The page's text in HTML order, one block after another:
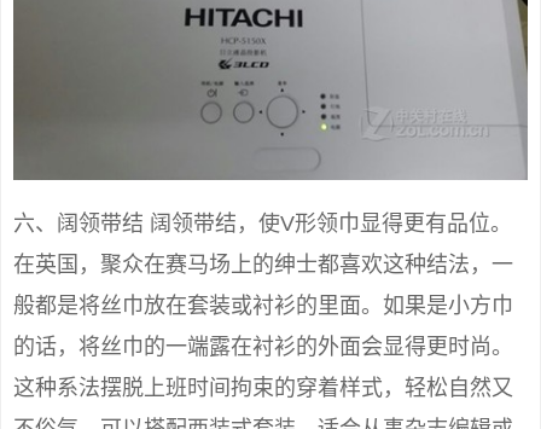
六、阔领带结 阔领带结，使V形领巾显得更有品位。
在英国，聚众在赛马场上的绅士都喜欢这种结法，一
般都是将丝巾放在套装或衬衫的里面。如果是小方巾
的话，将丝巾的一端露在衬衫的外面会显得更时尚。
这种系法摆脱上班时间拘束的穿着样式，轻松自然又